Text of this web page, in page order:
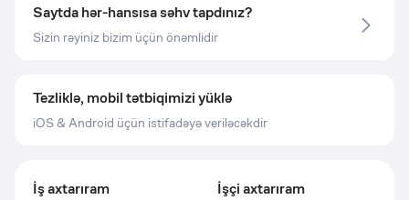
Saytda hər-hansısa səhv tapdınız?
Sizin rəyiniz bizim üçün önəmlidir
Tezliklə, mobil tətbiqimizi yüklə
iOS & Android üçün istifadəyə veriləcəkdir
İş axtarıram
İşçi axtarıram